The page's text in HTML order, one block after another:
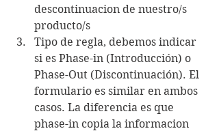
descontinuacion de nuestro/s
producto/s
Tipo de regla, debemos indicar
si es Phase-in (Introducción) o
Phase-Out (Discontinuación). El
formulario es similar en ambos
casos. La diferencia es que
phase-in copia la informacion